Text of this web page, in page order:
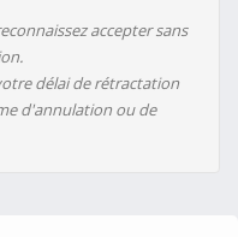
accepter sans
délai de rétractation
d'annulation ou de